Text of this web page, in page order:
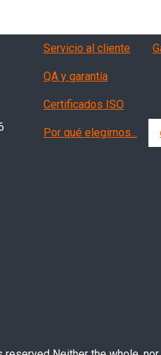
Servizi,
Servicio al cliente
QA y garantía
Certificados ISO
Por qué elegirnos...